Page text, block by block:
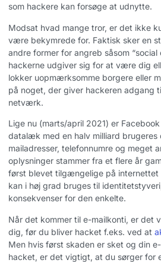
som hackere kan forsøge at udnytte.
Modsat hvad mange tror, er det ikke
være bekymrede for. Faktisk sker en
andre former for angreb såsom “social
hackerne udgiver sig for at være dig
lokker uopmærksomme borgere eller
på noget, der giver hackeren adgang
netværk.
Lige nu (marts/april 2021) er
datalæk med en halv milliard brugeres
mailadresser, telefonnumre og meget
oplysninger stammer fra et flere år
først blevet tilgængelige på internettet
kan i høj grad bruges til
konsekvenser for den enkelte.
Når det kommer til e-mailkonti, er det
dig, før du bliver hacket f.eks. ved at
Men hvis først skaden er sket og din
hacket, er det vigtigt, at du sørger for